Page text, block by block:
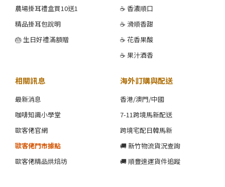
農場掛耳禮盒買10送1
精品掛耳包說明
🎂 生日好禮滿額贈
☕ 香濃順口
☕ 滑順香甜
☕ 花香果酸
☕ 果汁酒香
相關訊息
最新消息
咖啡知識小學堂
歐客佬官網
歐客佬門市據點
歐客佬精品烘焙坊
海外訂購與配送
香港/澳門/中國
7-11跨境馬新配送
跨境宅配日韓馬新
🚚 新竹物流貨況查詢
🚚 順豐速運貨件追蹤